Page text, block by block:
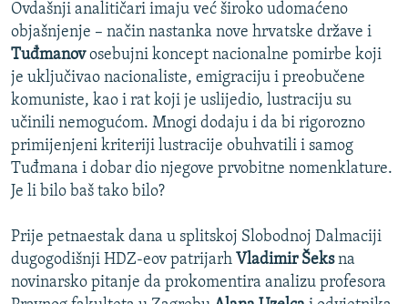
Ovdašnji analitičari imaju već široko udomaćeno
objašnjenje – način nastanka nove hrvatske države i
Tuđmanovosebujni koncept nacionalne pomirbe koji
je uključivao nacionaliste, emigraciju i preobučene
komuniste, kao i rat koji je uslijedio, lustraciju su
učinili nemogućom. Mnogi dodaju i da bi rigorozno
primijenjeni kriteriji lustracije obuhvatili i samog
Tuđmana i dobar dio njegove prvobitne nomenklature.
Je li bilo baš tako bilo?
Prije petnaestak dana u splitskoj Slobodnoj Dalmaciji
dugogodišnji HDZ-eov patrijarh Vladimir Šeksna
novinarsko pitanje da prokomentira analizu profesora